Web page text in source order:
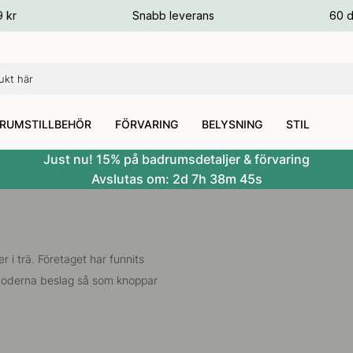
kr Snabb leverans 60
FÖRVARING BELYSNING STIL
Just nu! 15% på badrumsdetaljer & förvaring
Avslutas om: 2d 7h 38m 44s
i trä. Företaget har funnits
beslag så som knoppar